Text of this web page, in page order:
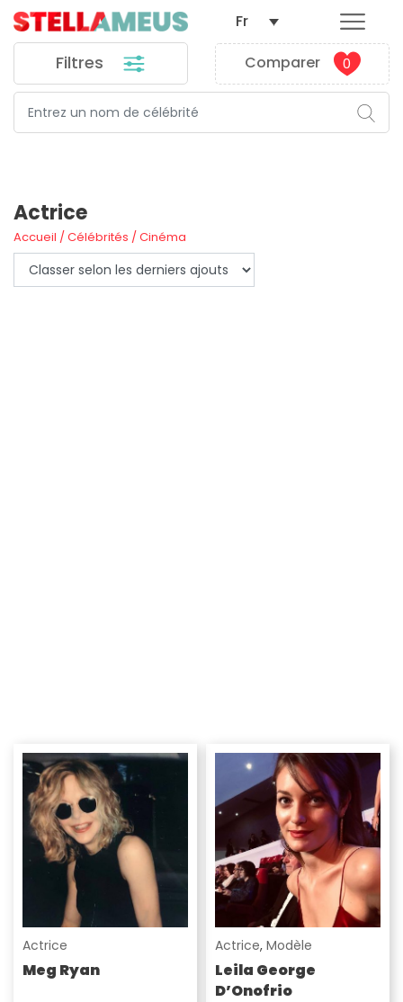
Filtres Comparer 0
Fr
Accueil /Célébrités /Cinéma
Actrice
Actrice
Meg Ryan
Actrice, Modèle
Leila George
D’Onofrio